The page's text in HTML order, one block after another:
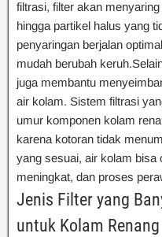
filtrasi, filter akan
hingga partikel halus yang
penyaringan berjalan
mudah berubah
juga membantu
air kolam. Sistem filtrasi
umur komponen kolam
karena kotoran tidak
yang sesuai, air kolam bisa
meningkat, dan proses
Jenis Filter yang
untuk Kolam Renang